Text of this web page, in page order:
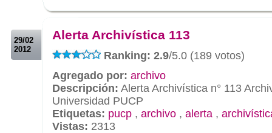
29/02
2012
Alerta Archivística 113
Ranking: 2.9/5.0 (189 votos)
Agregado por: archivo
Descripción: Alerta Archivística n° 113
Universidad PUCP
Etiquetas: pucp , archivo , alerta ,
Vistas: 2313